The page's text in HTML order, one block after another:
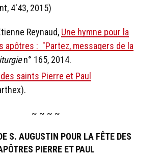
4'43, 2015)
Reynaud, Une hymne pour la
apôtres : "Partez, messagers de la
n° 165, 2014.
saints Pierre et Paul
~ ~ ~ ~
S. AUGUSTIN POUR LA FÊTE DES
PIERRE ET PAUL